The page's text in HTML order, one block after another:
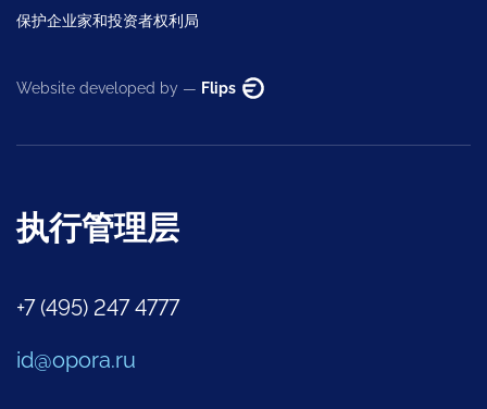
保护企业家和投资者权利局
Website developed by — Flips
执行管理层
+7 (495) 247 4777
id@opora.ru